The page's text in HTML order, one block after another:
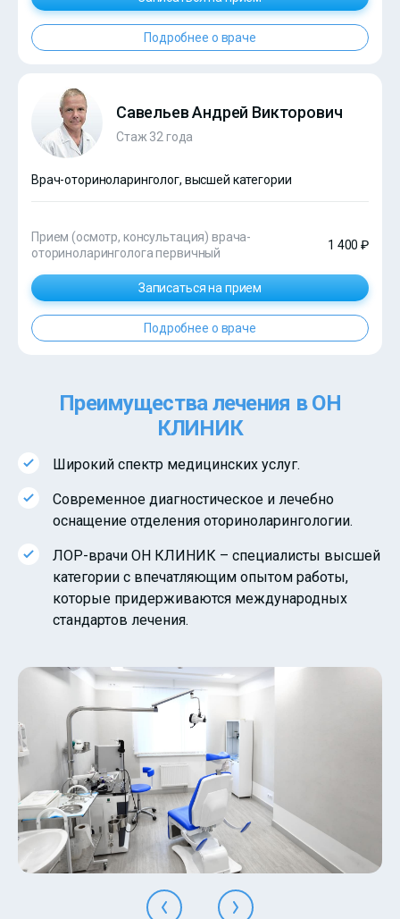
Подробнее о враче
Савельев Андрей Викторович
Стаж 32 года
Врач-оториноларинголог, высшей категории
Прием (осмотр, консультация) врача-
оториноларинголога первичный
1 400 ₽
Записаться на прием
Подробнее о враче
Преимущества лечения в ОН
КЛИНИК
Широкий спектр медицинских услуг.
Современное диагностическое и лечебно
оснащение отделения оториноларингологии.
ЛОР-врачи ОН КЛИНИК – специалисты высшей
категории с впечатляющим опытом работы,
которые придерживаются международных
стандартов лечения.